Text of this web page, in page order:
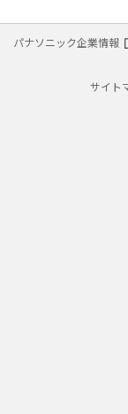
パナソニック企業情報
サイト